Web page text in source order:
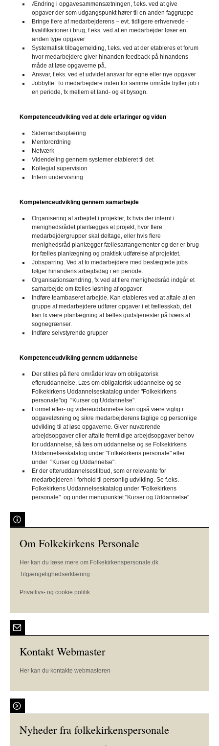
Ændring i opgavesammensætningen, f.eks. ved at give
opgaver der som udgangspunkt hører til en anden faggruppe
Bringe flere af medarbejderens – evt. tidligere erhvervede -
kvalifikationer i brug, f.eks. ved at en medarbejder løser en
anden type opgaver
Systematisk tilbagemelding, f.eks. ved at der etableres et forum
hvor medarbejdere giver hinanden feedback på hinandens
måde at løse opgaverne på.
Ansvar, f.eks. ved et udvidet ansvar for egne eller nye opgaver
Jobbytte. To medarbejdere inden for samme område bytter job i
en periode, fx mellem et land- og et bysogn.
Kompetenceudvikling ved at dele erfaringer og viden
Sidemandsoplæring
Mentorordning
Netværk
Videndeling gennem systemer etableret til det
Kollegial supervision
Intern undervisning
Kompetenceudvikling gennem samarbejde
Organisering af arbejdet i projekter, fx hvis der internt i
menighedsrådet planlægges et projekt, hvor flere
medarbejdergrupper skal deltage, eller hvis flere
menighedsråd planlægger fællesarrangementer og der er brug
for fælles planlægning og praktisk udførelse af projektet.
Jobsparring. Ved at to medarbejdere med beslægtede jobs
følger hinandens arbejdsdag i en periode.
Organisationsændring, fx ved at flere menighedsråd indgår et
samarbejde om fælles løsning af opgaver.
Indføre teambaseret arbejde. Kan etableres ved at aftale at en
gruppe af medarbejdere udfører opgaver i et fællesskab, det
kan fx være planlægning af fælles gudstjenester på tværs af
sognegrænser.
Indføre selvstyrende grupper
Kompetenceudvikling gennem uddannelse
Der stilles på flere områder krav om obligatorisk
efteruddannelse. Læs om obligatorisk uddannelse og se
Folkekirkens Uddannelseskatalog under "Folkekirkens
personale"og "Kurser og Uddannelse".
Formel efter- og videreuddannelse kan også være vigtig i
opgaveløsning og sikre medarbejderens faglige og personlige
udvikling til at løse opgaverne. Giver nuværende
arbejdsopgaver eller aftalte fremtidige arbejdsopgaver behov
for uddannelse, så læs om uddannelse og se Folkekirkens
Uddannelseskatalog under "Folkekirkens personale" eller
under "Kurser og Uddannelse".
Er der efteruddannelsestilbud, som er relevante for
medarbejderen i forhold til personlig udvikling. Se f.eks.
Folkekirkens Uddannelseskatalog under "Folkekirkens
personale" og under menupunktet "Kurser og Uddannelse".
Om Folkekirkens Personale
Her kan du læse mere om Folkekirkenspersonale.dk
Tilgængelighedserklæring
Privatlivs- og cookie politik
Kontakt Webmaster
Her kan du kontakte webmasteren
Nyheder fra folkekirkenspersonale